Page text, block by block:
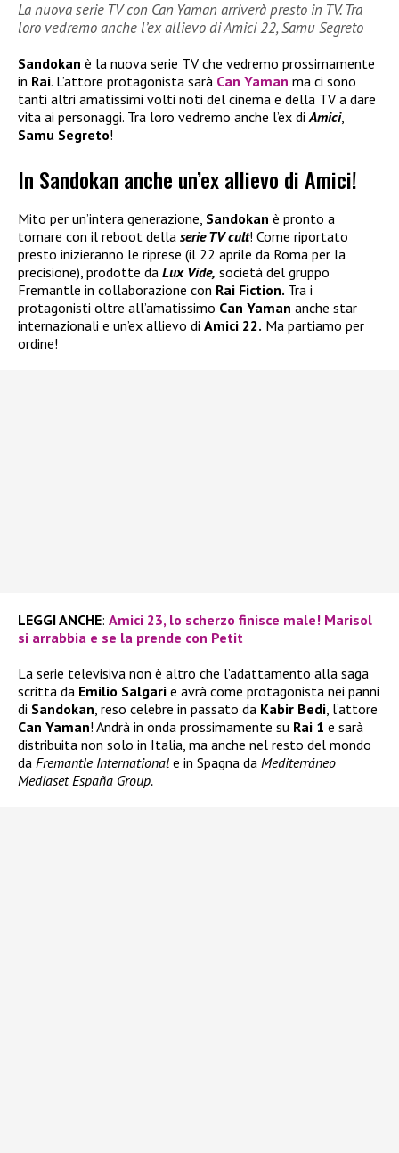
La nuova serie TV con Can Yaman arriverà presto in TV. Tra
loro vedremo anche l’ex allievo di Amici 22, Samu Segreto
Sandokan è la nuova serie TV che vedremo prossimamente
in Rai. L’attore protagonista sarà Can Yaman ma ci sono
tanti altri amatissimi volti noti del cinema e della TV a dare
vita ai personaggi. Tra loro vedremo anche l’ex di Amici,
Samu Segreto!
In Sandokan anche un’ex allievo di Amici!
Mito per un’intera generazione, Sandokan è pronto a
tornare con il reboot della serie TV cult! Come riportato
presto inizieranno le riprese (il 22 aprile da Roma per la
precisione), prodotte da Lux Vide, società del gruppo
Fremantle in collaborazione con Rai Fiction. Tra i
protagonisti oltre all’amatissimo Can Yaman anche star
internazionali e un’ex allievo di Amici 22. Ma partiamo per
ordine!
LEGGI ANCHE: Amici 23, lo scherzo finisce male! Marisol
si arrabbia e se la prende con Petit
La serie televisiva non è altro che l’adattamento alla saga
scritta da Emilio Salgari e avrà come protagonista nei panni
di Sandokan, reso celebre in passato da Kabir Bedi, l’attore
Can Yaman! Andrà in onda prossimamente su Rai 1 e sarà
distribuita non solo in Italia, ma anche nel resto del mondo
da Fremantle International e in Spagna da Mediterráneo
Mediaset España Group.